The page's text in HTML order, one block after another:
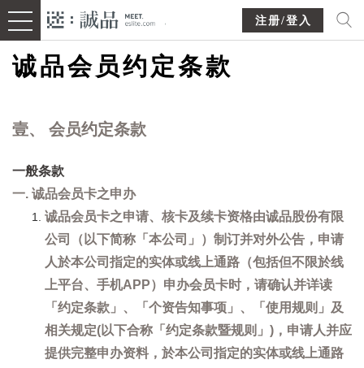
注册/登入
诚品会员约定条款
壹、 会员约定条款
一般条款
一. 诚品会员卡之申办
诚品会员卡之申请、核卡及续卡资格由诚品股份有限
公司（以下简称「本公司」）制订并对外公告，申请
人於本公司指定的实体或线上通路（包括但不限於线
上平台、手机APP）申办会员卡时，请确认并详读
「约定条款」、「个资告知事项」、「使用规则」及
相关规定(以下合称「约定条款暨规则」)，申请人并应
提供完整申办资料，於本公司指定的实体或线上通路